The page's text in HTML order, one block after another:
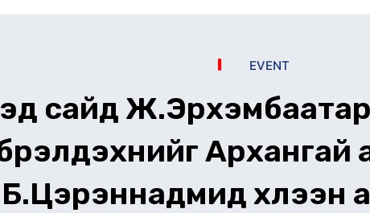
EVENT
сайд
Б.Цэрэннадмид хүлээн